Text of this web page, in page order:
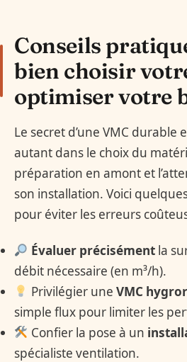
Conseils
bien choisir
optimiser votre
Le secret d’une VMC durable
autant dans le choix du
préparation en amont et
son installation. Voici
pour éviter les erreurs
Évaluer précisémentla
débit nécessaire (en m³/h).
Privilégier une VMC
simple flux pour limiter les
Confier la pose à un
spécialiste ventilation.